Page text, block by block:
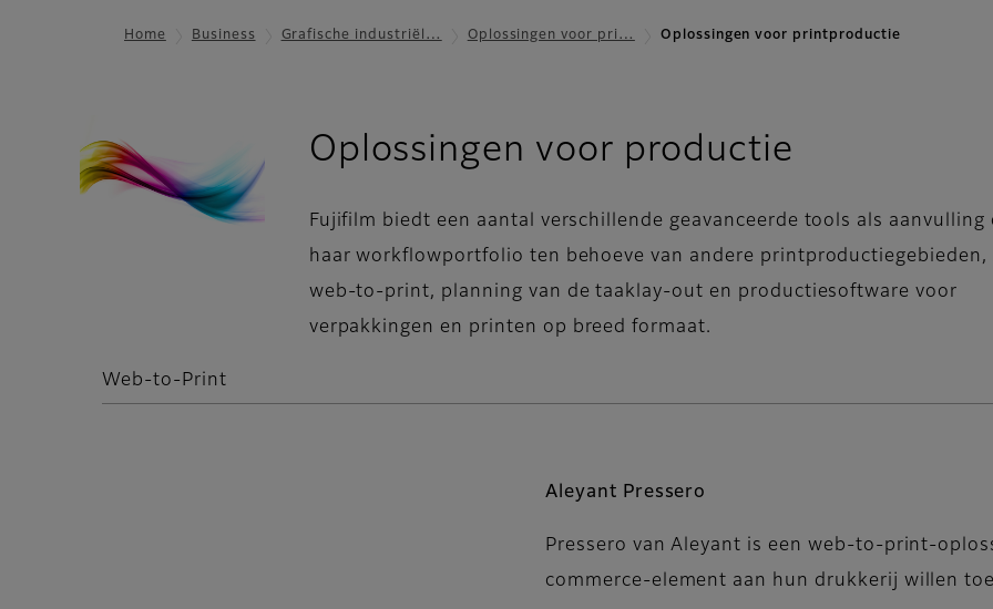
Home Business Grafische industriël… Oplossingen voor pri… Oplossingen voor printproductie
Oplossingen voor productie
Fujifilm biedt een aantal verschillende geavanceerde tools als aanvulling
haar workflowportfolio ten behoeve van andere printproductiegebieden,
web-to-print, planning van de taaklay-out en productiesoftware voor
verpakkingen en printen op breed formaat.
Web-to-Print
Aleyant Pressero
Pressero van Aleyant is een web-to-print-
commerce-element aan hun drukkerij willen